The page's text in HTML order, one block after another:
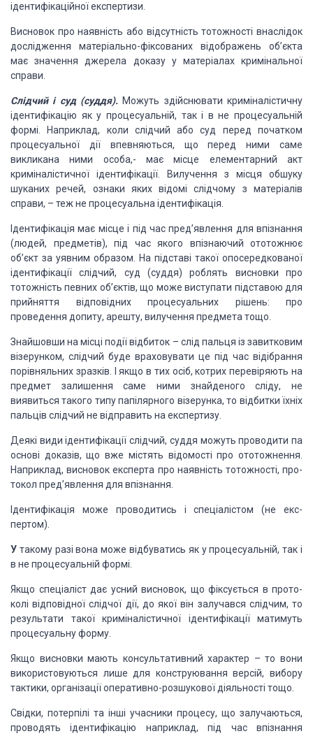
ідентифікаційної експертизи.
Висновок про наявність або відсутність тотожності внаслідок
дослідження матеріально-фіксованих відображень об’єкта
має значення джерела доказу у матеріалах кримінальної
справи.
Слідчий і суд (суддя). Можуть здійснювати криміналістичну
ідентифікацію як у процесуальній, так і в не процесуальній
формі. Наприклад, коли слідчий або суд перед початком
процесуальної діївпевняються, що перед ними саме
викликана ними особа,- має місце елементарний акт
криміналістичної ідентифікації. Вилучення з місця обшуку
шуканих речей, ознаки яких відомі слідчому з матеріалів
справи, – теж не процесуальна ідентифікація.
Ідентифікація має місце і під час пред’явлення для впізнання
(людей, предметів), під час якого впізнаючий ототожнює
об’єкт за уявним образом. На підставі такої опосередкованої
ідентифікації слідчий, суд (суддя) роблять висновки про
тотожність певних об’єктів, що може виступати підставою для
прийняття відповідних процесуальних рішень: про
проведення допиту, арешту, вилучення предмета тощо.
Знайшовши на місці подіївідбиток – слід пальця із завитковим
візерунком, слідчий буде враховувати це під час відібрання
порівняльних зразків. І якщо в тих осіб, котрих перевіряють на
предмет залишення саме ними знайденого сліду, не
виявиться такого типупапілярного візерунка, то відбитки їхніх
пальців слідчий не відправить на експертизу.
Деякі види ідентифікації слідчий, суддя можуть проводити па
основі доказів, що вже містять відомості про ототожнення.
Наприклад, висновок експерта про наявність тотожності, про­
токол пред’явлення для впізнання.
Ідентифікація може проводитись і спеціалістом (не екс­
пертом).
У такому разі вона може відбуватись як у процесуальній, так і
в не процесуальній формі.
Якщо спеціаліст дає усний висновок, що фіксується в прото­
колі відповідної слідчої дії, до якої він залучався слідчим, то
результати такої криміналістичної ідентифікації матимуть
про­цесуальну форму.
Якщо висновки мають консультативний характер – то вони
використовуються лише для конструювання версій, вибору
тактики, організації оперативно-розшукової діяльності тощо.
Свідки, потерпілі та інші учасники процесу, що залуча­ються,
проводять ідентифікацію наприклад, під часвпізнання